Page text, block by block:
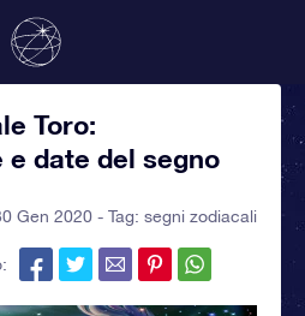
Toro:
date del segno
Gen 2020 - Tag: segni zodiacali